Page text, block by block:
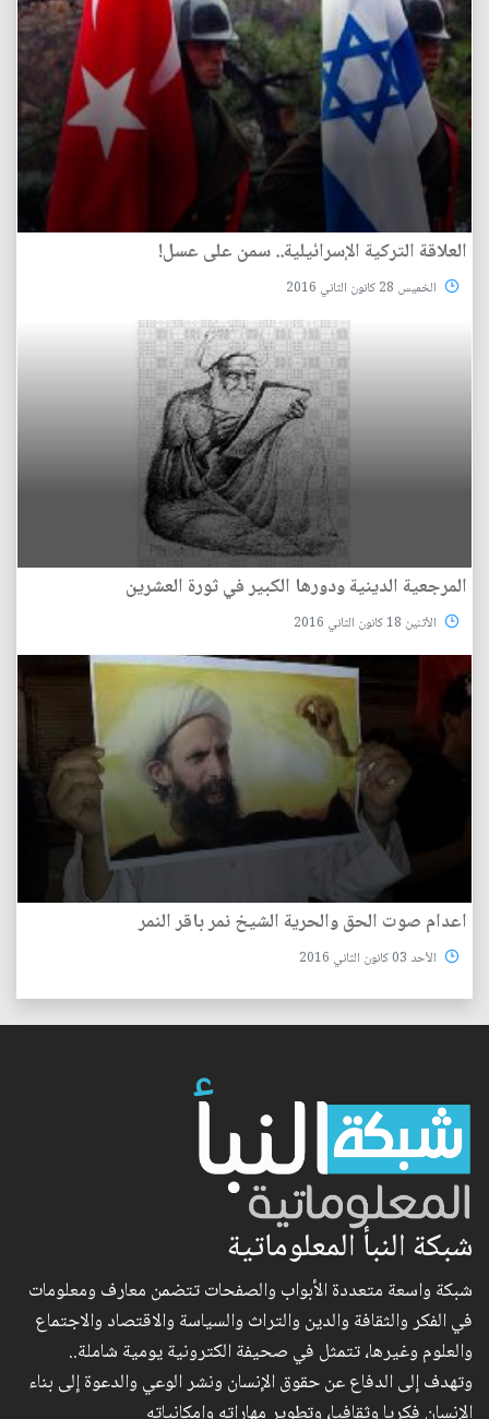
العلاقة التركية الإسرائيلية.. سمن على عسل!
الخميس 28 كانون الثاني 2016
المرجعية الدينية ودورها الكبير في ثورة العشرين
الأثنين 18 كانون الثاني 2016
اعدام صوت الحق والحرية الشيخ نمر باقر النمر
الأحد 03 كانون الثاني 2016
شبكة النبأ المعلوماتية
شبكة واسعة متعددة الأبواب والصفحات تتضمن معارف ومعلومات
في الفكر والثقافة والدين والتراث والسياسة والاقتصاد والاجتماع
والعلوم وغيرها، تتمثل في صحيفة الكترونية يومية شاملة..
وتهدف إلى الدفاع عن حقوق الإنسان ونشر الوعي والدعوة إلى بناء